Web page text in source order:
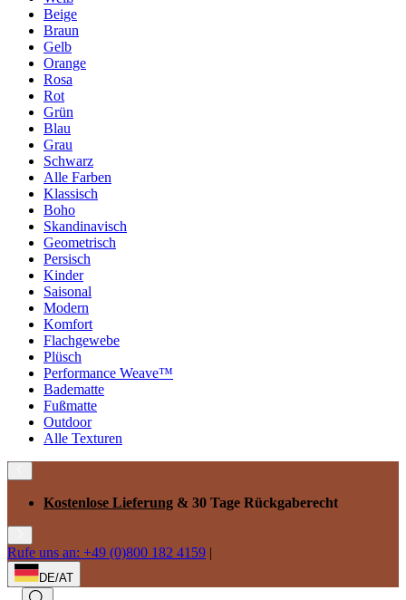
Beige
Braun
Gelb
Orange
Rosa
Rot
Grün
Blau
Grau
Schwarz
Alle Farben
Klassisch
Boho
Skandinavisch
Geometrisch
Persisch
Kinder
Saisonal
Modern
Komfort
Flachgewebe
Plüsch
Performance Weave™
Badematte
Fußmatte
Outdoor
Alle Texturen
Kostenlose Lieferung & 30 Tage Rückgaberecht
Rufe uns an: +49 (0)800 182 4159 |
DE/AT